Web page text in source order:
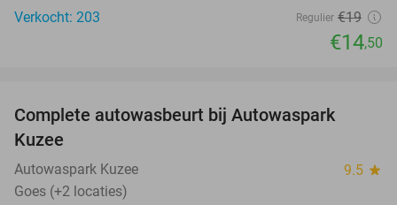
Verkocht: 203
Regulier €19
€14,50
Complete autowasbeurt bij Autowaspark
Kuzee
Autowaspark Kuzee 9.5 star
Goes (+2 locaties)